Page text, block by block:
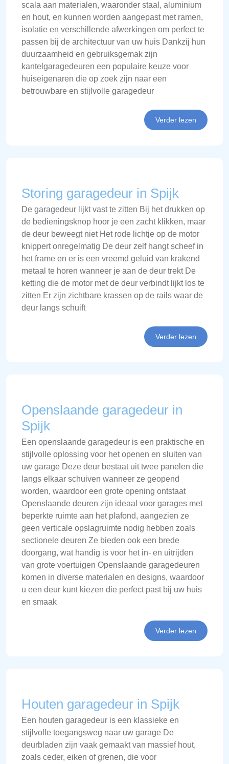
scala aan materialen, waaronder staal, aluminium
en hout, en kunnen worden aangepast met ramen,
isolatie en verschillende afwerkingen om perfect te
passen bij de architectuur van uw huis Dankzij hun
duurzaamheid en gebruiksgemak zijn
kantelgaragedeuren een populaire keuze voor
huiseigenaren die op zoek zijn naar een
betrouwbare en stijlvolle garagedeur
Verder lezen
Storing garagedeur in Spijk
De garagedeur lijkt vast te zitten Bij het drukken op
de bedieningsknop hoor je een zacht klikken, maar
de deur beweegt niet Het rode lichtje op de motor
knippert onregelmatig De deur zelf hangt scheef in
het frame en er is een vreemd geluid van krakend
metaal te horen wanneer je aan de deur trekt De
ketting die de motor met de deur verbindt lijkt los te
zitten Er zijn zichtbare krassen op de rails waar de
deur langs schuift
Verder lezen
Openslaande garagedeur in
Spijk
Een openslaande garagedeur is een praktische en
stijlvolle oplossing voor het openen en sluiten van
uw garage Deze deur bestaat uit twee panelen die
langs elkaar schuiven wanneer ze geopend
worden, waardoor een grote opening ontstaat
Openslaande deuren zijn ideaal voor garages met
beperkte ruimte aan het plafond, aangezien ze
geen verticale opslagruimte nodig hebben zoals
sectionele deuren Ze bieden ook een brede
doorgang, wat handig is voor het in- en uitrijden
van grote voertuigen Openslaande garagedeuren
komen in diverse materialen en designs, waardoor
u een deur kunt kiezen die perfect past bij uw huis
en smaak
Verder lezen
Houten garagedeur in Spijk
Een houten garagedeur is een klassieke en
stijlvolle toegangsweg naar uw garage De
deurbladen zijn vaak gemaakt van massief hout,
zoals ceder, eiken of grenen, die voor